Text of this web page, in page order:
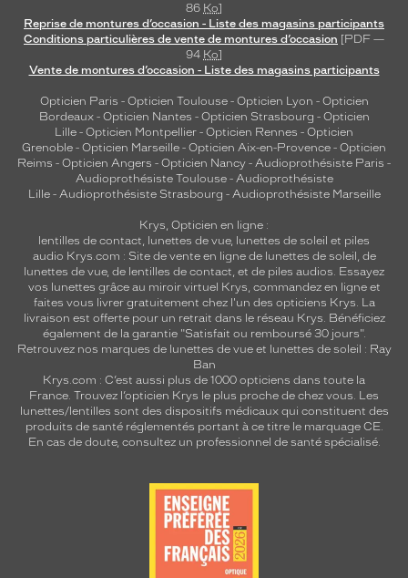
86 Ko]
Reprise de montures d’occasion - Liste des magasins participants
Conditions particulières de vente de montures d’occasion [PDF —
94 Ko]
Vente de montures d’occasion - Liste des magasins participants
Opticien Paris - Opticien Toulouse- Opticien Lyon - Opticien
Bordeaux- Opticien Nantes - Opticien Strasbourg - Opticien
Lille - Opticien Montpellier - Opticien Rennes - Opticien
Grenoble - Opticien Marseille - Opticien Aix-en-Provence - Opticien
Reims - Opticien Angers - Opticien Nancy - Audioprothésiste Paris -
Audioprothésiste Toulouse- Audioprothésiste
Lille- Audioprothésiste Strasbourg - Audioprothésiste Marseille
Krys, Opticien en ligne :
lentilles de contact, lunettes de vue, lunettes de soleil et piles
audio Krys.com : Site de vente en ligne de lunettes de soleil, de
lunettes de vue, de lentilles de contact, et de piles audios. Essayez
vos lunettes grâce au miroir virtuel Krys, commandez en ligne et
faites vous livrer gratuitement chez l'un des opticiens Krys. La
livraison est offerte pour un retrait dans le réseau Krys. Bénéficiez
également de la garantie "Satisfait ou remboursé 30 jours".
Retrouvez nos marques de lunettes de vue et lunettes de soleil : Ray
Ban
Krys.com : C’est aussi plus de 1000 opticiens dans toute la
France. Trouvez l’opticien Krys le plus proche de chez vous. Les
lunettes/lentilles sont des dispositifs médicaux qui constituent des
produits de santé réglementés portant à ce titre le marquage CE.
En cas de doute, consultez un professionnel de santé spécialisé.